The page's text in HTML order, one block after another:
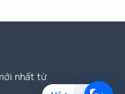
nhất từ